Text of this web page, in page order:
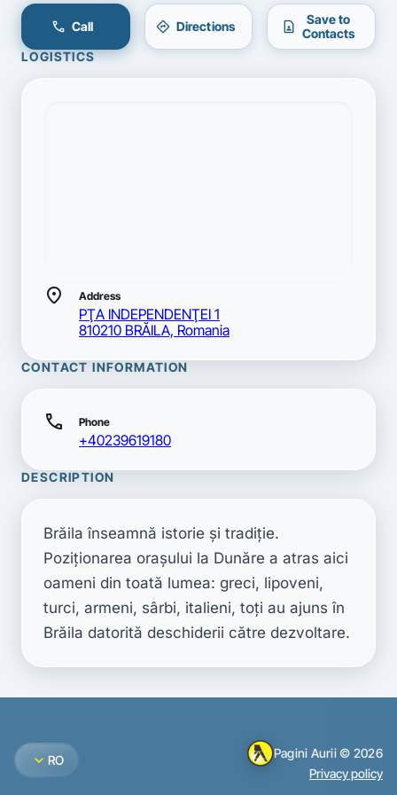
call Call directions Directions contact_page
Save to
Contacts
LOGISTICS
location_on Address
PŢA INDEPENDENŢEI 1
810210 BRĂILA, Romania
CONTACT INFORMATION
call Phone
+40239619180
DESCRIPTION
Brăila înseamnă istorie şi tradiţie.
Poziţionarea oraşului la Dunăre a atras aici
oameni din toată lumea: greci, lipoveni,
turci, armeni, sârbi, italieni, toţi au ajuns în
Brăila datorită deschiderii către dezvoltare.
expand_more RO
Pagini Aurii © 2026
Privacy policy